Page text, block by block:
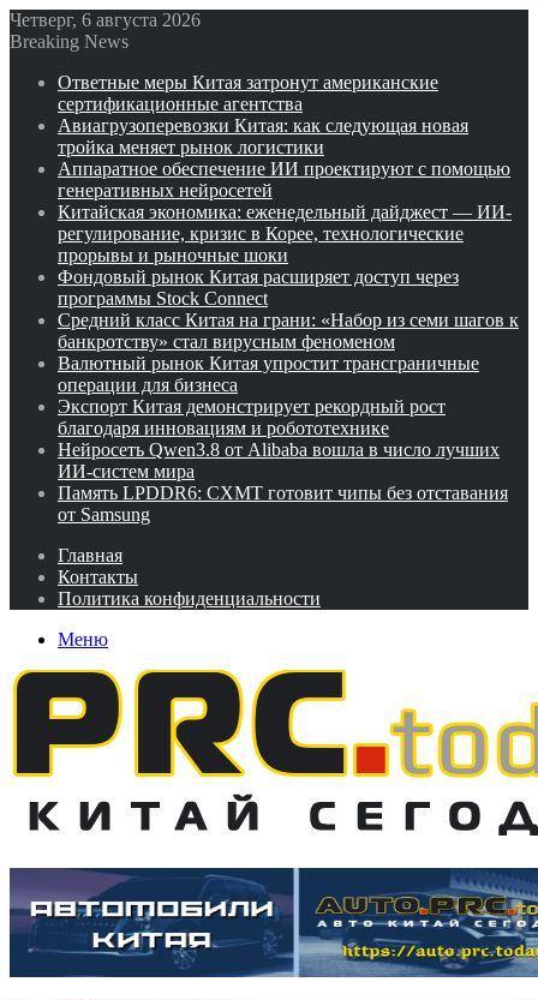
Четверг, 6 августа 2026
Breaking News
Ответные меры Китая затронут американские
сертификационные агентства
Авиагрузоперевозки Китая: как следующая новая
тройка меняет рынок логистики
Аппаратное обеспечение ИИ проектируют с помощью
генеративных нейросетей
Китайская экономика: еженедельный дайджест — ИИ-
регулирование, кризис в Корее, технологические
прорывы и рыночные шоки
Фондовый рынок Китая расширяет доступ через
программы Stock Connect
Средний класс Китая на грани: «Набор из семи шагов к
банкротству» стал вирусным феноменом
Валютный рынок Китая упростит трансграничные
операции для бизнеса
Экспорт Китая демонстрирует рекордный рост
благодаря инновациям и робототехнике
Нейросеть Qwen3.8 от Alibaba вошла в число лучших
ИИ-систем мира
Память LPDDR6: CXMT готовит чипы без отставания
от Samsung
Главная
Контакты
Политика конфиденциальности
Меню